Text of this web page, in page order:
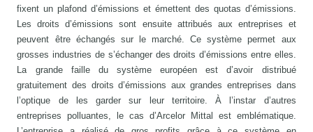
fixent un plafond d’émissions et émettent des quotas d’émissions.
Les droits d’émissions sont ensuite attribués aux entreprises et
peuvent être échangés sur le marché. Ce système permet aux
grosses industries de s’échanger des droits d’émissions entre elles.
La grande faille du système européen est d’avoir distribué
gratuitement des droits d’émissions aux grandes entreprises dans
l’optique de les garder sur leur territoire. À l’instar d’autres
entreprises polluantes, le cas d’Arcelor Mittal est emblématique.